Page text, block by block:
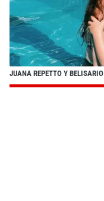
JUANA REPETTO Y BELISARIO